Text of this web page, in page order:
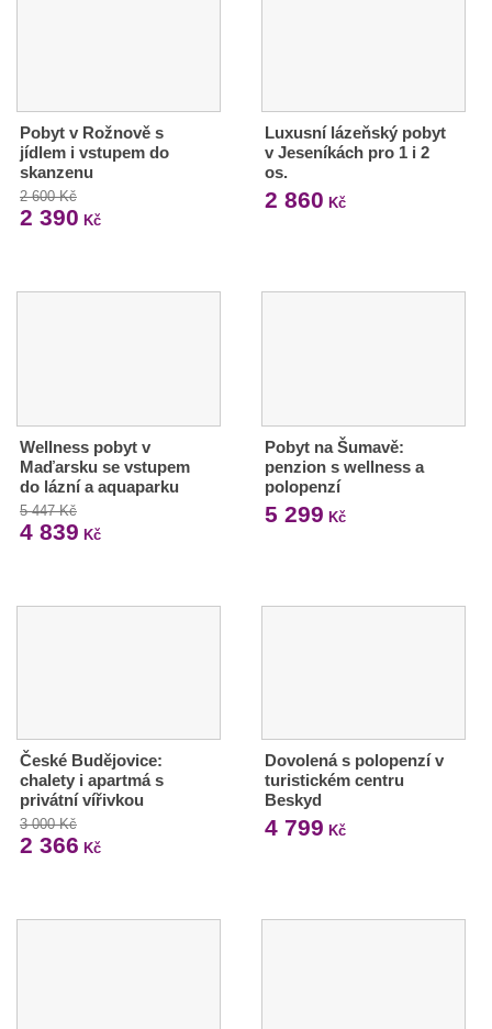
Pobyt v Rožnově s
jídlem i vstupem do
skanzenu
2 600 Kč
2 390 Kč
Luxusní lázeňský pobyt
v Jeseníkách pro 1 i 2
os.
2 860 Kč
Wellness pobyt v
Maďarsku se vstupem
do lázní a aquaparku
5 447 Kč
4 839 Kč
Pobyt na Šumavě:
penzion s wellness a
polopenzí
5 299 Kč
České Budějovice:
chalety i apartmá s
privátní vířivkou
3 000 Kč
2 366 Kč
Dovolená s polopenzí v
turistickém centru
Beskyd
4 799 Kč